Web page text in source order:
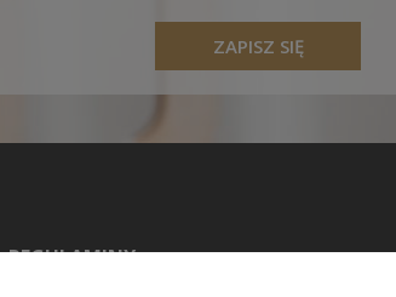
ZAPISZ SIĘ
REGULAMINY